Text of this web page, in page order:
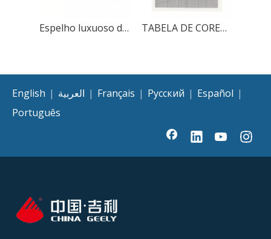
Espelho luxuoso dentro do painel composto de alumínio para decoração TABELA DE CORES 1
English | العربية | Français | Pусский | Español |
Português